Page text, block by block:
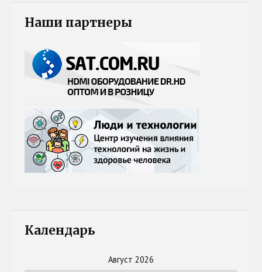
Наши партнеры
Календарь
Август 2026